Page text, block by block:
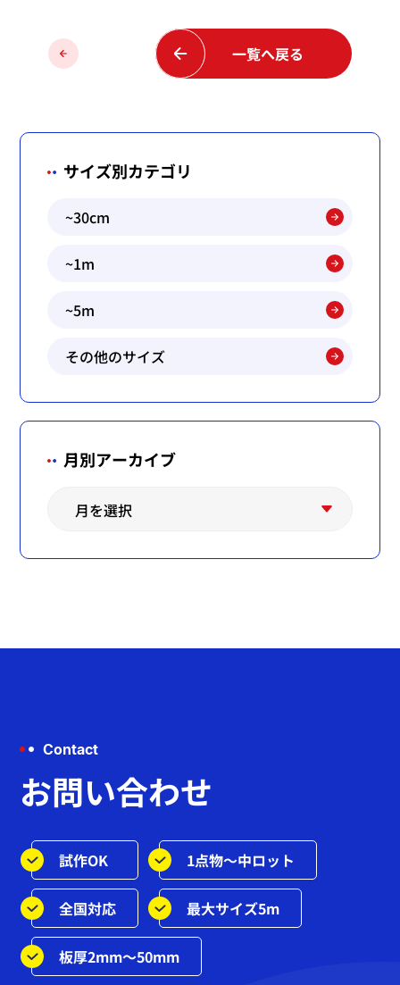
前の
ペー
一覧へ戻る
サイズ別カテゴリ
~30cm
~1m
~5m
その他のサイズ
月別アーカイブ
Contact
お問い合わせ
試作OK 1点物～中ロット
全国対応 最大サイズ5m
板厚2mm～50mm